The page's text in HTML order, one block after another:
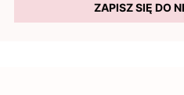
ZAPISZ SIĘ DO